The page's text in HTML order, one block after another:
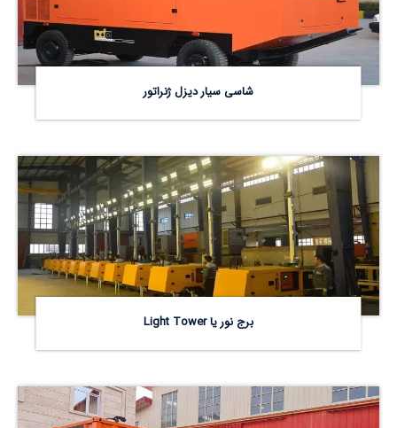
شاسی سیار دیزل ژنراتور
برج نور یا Light Tower